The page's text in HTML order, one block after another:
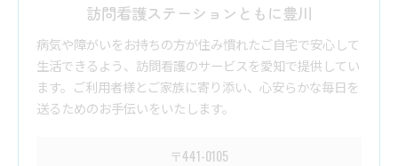
訪問看護ステーションともに豊川
病気や障がいをお持ちの方が住み慣れたご自宅で安心して
生活できるよう、訪問看護のサービスを愛知で提供してい
ます。ご利用者様とご家族に寄り添い、心安らかな毎日を
送るためのお手伝いをいたします。
〒441-0105